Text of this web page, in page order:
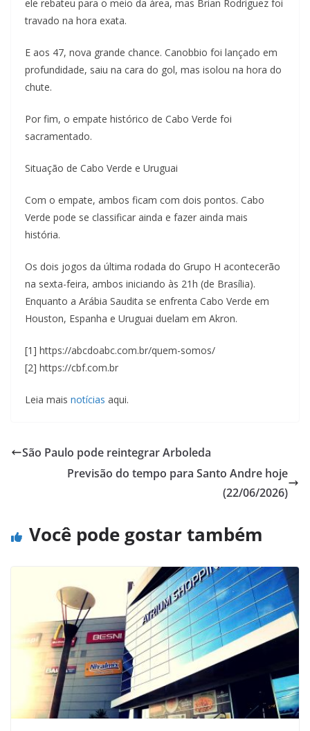
ele rebateu para o meio da área, mas Brian Rodriguez foi
travado na hora exata.
E aos 47, nova grande chance. Canobbio foi lançado em
profundidade, saiu na cara do gol, mas isolou na hora do
chute.
Por fim, o empate histórico de Cabo Verde foi
sacramentado.
Situação de Cabo Verde e Uruguai
Com o empate, ambos ficam com dois pontos. Cabo
Verde pode se classificar ainda e fazer ainda mais
história.
Os dois jogos da última rodada do Grupo H acontecerão
na sexta-feira, ambos iniciando às 21h (de Brasília).
Enquanto a Arábia Saudita se enfrenta Cabo Verde em
Houston, Espanha e Uruguai duelam em Akron.
[1] https://abcdoabc.com.br/quem-somos/
[2] https://cbf.com.br
Leia mais notícias aqui.
São Paulo pode reintegrar Arboleda
Previsão do tempo para Santo Andre hoje
(22/06/2026)
Você pode gostar também